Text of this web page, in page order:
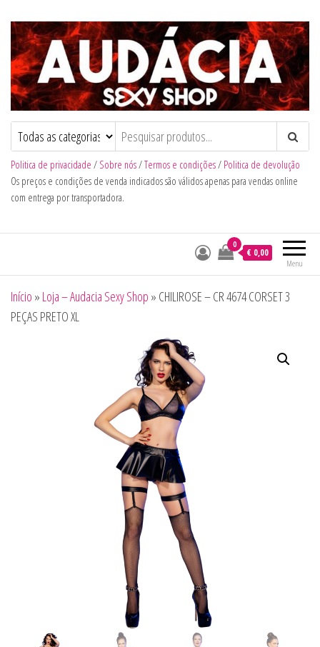
Audacia Sexy Shop
Politica de privacidade / Sobre nós/Termos e condições/ Politica de devolução
Os preços e condições de venda indicados são válidos apenas para vendas online
com entrega por transportadora.
Menu
0
€ 0,00
Início » Loja – Audacia Sexy Shop » CHILIROSE – CR 4674 CORSET 3
PEÇAS PRETO XL